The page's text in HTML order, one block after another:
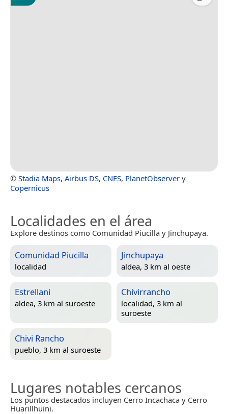
© Stadia Maps, Airbus DS, CNES, PlanetObserver y
Copernicus
Localidades en el área
Explore destinos como Comunidad Piucilla y Jinchupaya.
Comunidad Piucilla
localidad
Jinchupaya
aldea, 3 km al oeste
Estrellani
aldea, 3 km al suroeste
Chivirrancho
localidad, 3 km al
suroeste
Chivi Rancho
pueblo, 3 km al suroeste
Lugares notables cercanos
Los puntos destacados incluyen Cerro Incachaca y Cerro
Huarillhuini.